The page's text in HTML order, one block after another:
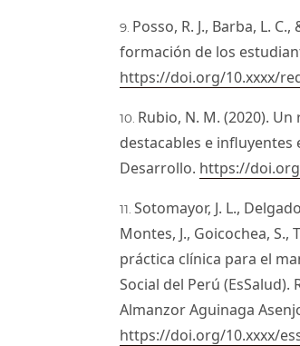
Posso, R. J., Barba, L.
formación de los
https://doi.org/10.xxxx/
Rubio, N. M. (2020).
destacables e influyentes
Desarrollo. https://
Sotomayor, J. L.,
Montes, J., Goicochea, S.,
práctica clínica para el
Social del Perú
Almanzor Aguinaga
https://doi.org/10.xxxx/